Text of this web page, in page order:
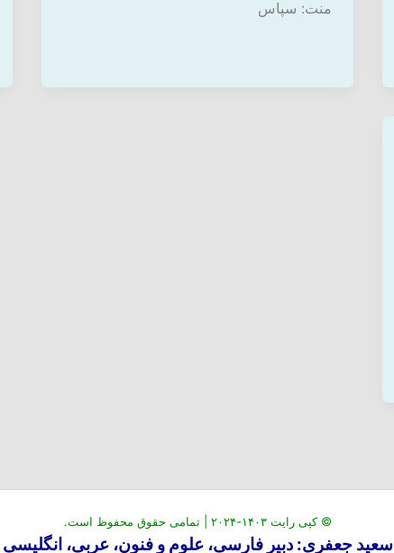
منت: سپاس
© کپی رایت ۱۴۰۳-۲۰۲۴ | تمامی حقوق محفوظ است.
سعید جعفری: دبیر فارسی، علوم و فنون، عربی، انگلیسی